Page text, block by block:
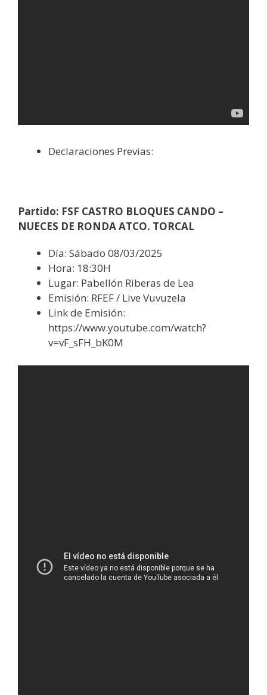
Declaraciones Previas:
Partido: FSF CASTRO BLOQUES CANDO –
NUECES DE RONDA ATCO. TORCAL
Día: Sábado 08/03/2025
Hora: 18:30H
Lugar: Pabellón Riberas de Lea
Emisión: RFEF / Live Vuvuzela
Link de Emisión:
https://www.youtube.com/watch?
v=vF_sFH_bK0M